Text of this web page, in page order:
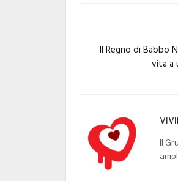
Il Regno di Babbo
vita a
Il